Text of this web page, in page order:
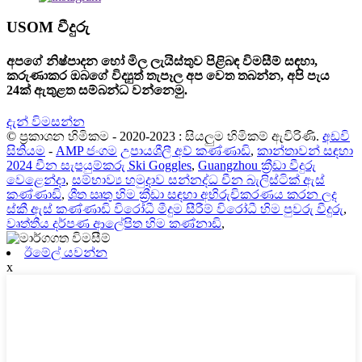
USOM වීදුරු
අපගේ නිෂ්පාදන හෝ මිල ලැයිස්තුව පිළිබඳ විමසීම් සඳහා,
කරුණාකර ඔබගේ විද්‍යුත් තැපෑල අප වෙත තබන්න, අපි පැය
24ක් ඇතුළත සම්බන්ධ වන්නෙමු.
දැන් විමසන්න
© ප්‍රකාශන හිමිකම - 2020-2023 : සියලුම හිමිකම් ඇවිරිණි. අඩවි
සිතියම - AMP ජංගම උපායශීලී අව් කණ්ණාඩි, කාන්තාවන් සඳහා
2024 චීන සැපයුම්කරු Ski Goggles, Guangzhou ක්‍රීඩා වීදුරු
වෙළෙන්දා, සම්භාව්‍ය හමුදාව සන්නද්ධ චීන බැලිස්ටික් ඇස්
කණ්ණාඩි, ශීත ඍතු හිම ක්‍රීඩා සඳහා අභිරුචිකරණය කරන ලද
ස්කී ඇස් කණ්ණාඩි විරෝධී මීදුම සීරීම් විරෝධී හිම පුවරු වීදුරු,
වෘත්තීය දර්පණ ආලේපිත හිම කණ්නාඩි,
ඊමේල් යවන්න
x